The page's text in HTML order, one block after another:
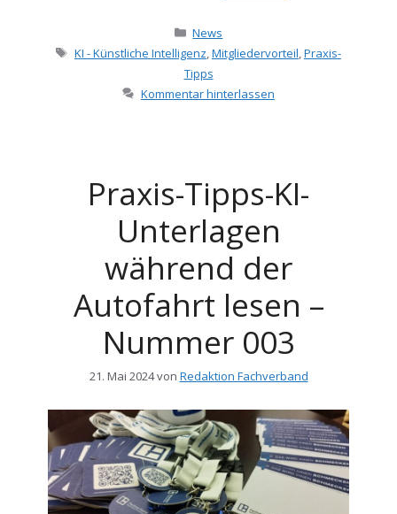
Kategorien
News
Schlagwörter
KI - Künstliche Intelligenz Mitgliedervorteil Praxis-
Tipps
Kommentar hinterlassen
Praxis-Tipps-KI-
Unterlagen
während der
Autofahrt lesen –
Nummer 003
21. Mai 2024von Redaktion Fachverband